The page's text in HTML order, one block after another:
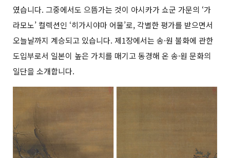
였습니다. 그중에서도 으뜸가는 것이 아시카가 쇼군 가문의 ‘가
라모노’ 컬렉션인 ‘히가시야마 어물’로, 각별한 평가를 받으면서
오늘날까지 계승되고 있습니다. 제1장에서는 송·원 불화에 관한
도입부로서 일본이 높은 가치를 매기고 동경해 온 송·원 문화의
일단을 소개합니다.